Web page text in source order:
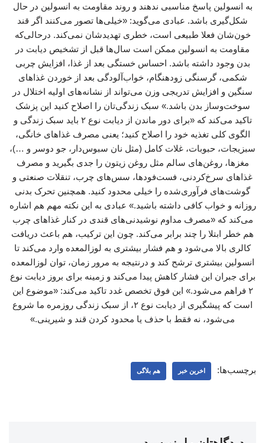
به انسولین پاسخ مناسبی ندهند و روند مقاومت به انسولین در حال
شکل‌گیری باشد. عبادی می‌گوید: «خیلی‌ها تصور می‌کنند اگر قند
خون‌شان فعلا طبیعی است، خطری تهدیدشان نمی‌کند. درحالی‌که
مقاومت به انسولین ممکن است سال‌ها قبل از تشخیص دیابت در
بدن وجود داشته باشد. احساس خستگی بعد از غذا، افزایش چربی
شکمی، گرسنگی زودهنگام، خواب‌آلودگی بعد از خوردن غذاهای
سنگین و افزایش تدریجی وزن می‌تواند از نشانه‌های اولیه اختلال در
سوخت‌وساز بدن باشد.» سبک زندگی‌تان را اصلاح کنید این پزشک
تاکید می‌کند که «برای دور ماندن از دیابت نوع ۲ باید سبک زندگی و
الگوی کلی تغذیه خود را اصلاح کنید؛ یعنی مصرف غذاهای خانگی،
سبزیجات، حبوبات، غلات کامل (مثل نان سبوس‌دار، جو دوسر و …)،
مغزها، روغن‌های سالم مثل روغن زیتون را جدی بگیرید و مصرف
غذاهای سرخ‌کردنی، فست‌فودها، سس‌های چرب، تنقلات صنعتی و
گوشت‌های فرآوری‌شده را خیلی محدود کنید. همچنین تحرک بدنی
روزانه و خواب کافی داشته باشید.» عبادی به این نکته مهم هم اشاره
می‌کند که «مصرف مداوم نوشیدنی‌های قندی در کنار غذاهای چرب
هم خطر ابتلا را چند برابر می‌کند. چون این ترکیب، هم باعث دریافت
کالری بالا می‌شود و هم فشار بیشتری به لوزالمعده وارد می‌کند تا
انسولین بیشتری ترشح کند و درنتیجه به‌ مرور زمان، توان لوزالمعده
برای جبران این فشار کاهش پیدا می‌کند و زمینه برای بروز دیابت نوع
۲ فراهم می‌شود.» این فوق تخصص غدد تاکید می‌کند: «موضوع این
است که پیشگیری از دیابت نوع ۲، از سبک زندگی روزمره ما شروع
می‌شود، نه فقط با حذف یا محدود کردن قند و شیرینی.»
برچسب‌ها: اخرین خبر هم بلاگی